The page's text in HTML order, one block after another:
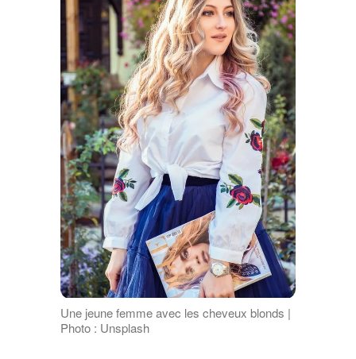
Une jeune femme avec les cheveux blonds |
Photo : Unsplash